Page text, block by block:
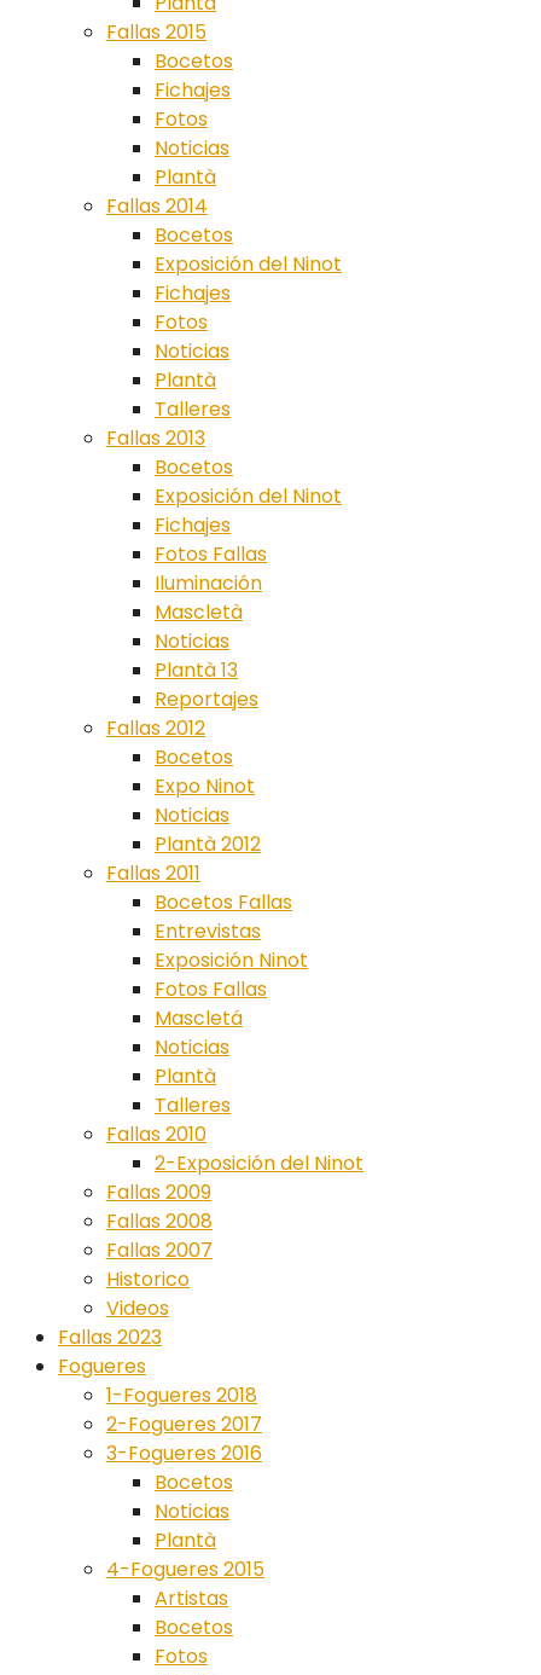
Fallas 2015
Bocetos
Fichajes
Fotos
Noticias
Plantà
Fallas 2014
Bocetos
Exposición del Ninot
Fichajes
Fotos
Noticias
Plantà
Talleres
Fallas 2013
Bocetos
Exposición del Ninot
Fichajes
Fotos Fallas
Iluminación
Mascletà
Noticias
Plantà 13
Reportajes
Fallas 2012
Bocetos
Expo Ninot
Noticias
Plantà 2012
Fallas 2011
Bocetos Fallas
Entrevistas
Exposición Ninot
Fotos Fallas
Mascletá
Noticias
Plantà
Talleres
Fallas 2010
2-Exposición del Ninot
Fallas 2009
Fallas 2008
Fallas 2007
Historico
Videos
Fallas 2023
Fogueres
1-Fogueres 2018
2-Fogueres 2017
3-Fogueres 2016
Bocetos
Noticias
Plantà
4-Fogueres 2015
Artistas
Bocetos
Fotos